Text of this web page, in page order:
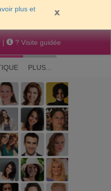
plus et
| ? Visite guidée
PLUS...